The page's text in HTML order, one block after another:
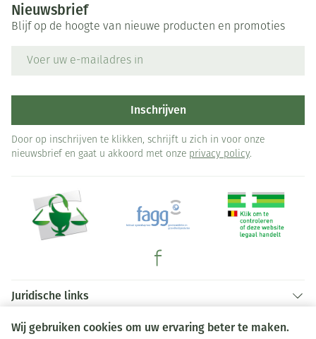
Wij gebruiken cookies om uw ervaring beter te maken.
Nieuwsbrief
Blijf op de hoogte van nieuwe producten en promoties
Inschrijven
Door op inschrijven te klikken, schrijft u zich in voor onze
nieuwsbrief en gaat u akkoord met onze privacy policy.
Juridische links